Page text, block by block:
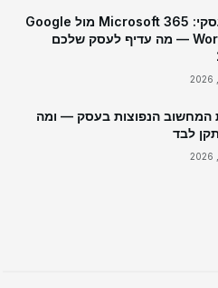
אימייל עסקי: Microsoft 365 מול Google
Workspace — מה עדיף לעסק שלכם
המחשוב הנפוצות בעסק — ומה
לבד